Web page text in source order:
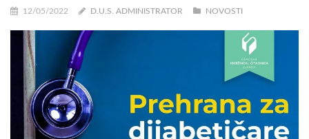
12/05/2022 D.U.S. ADMINISTRATOR NOVOSTI